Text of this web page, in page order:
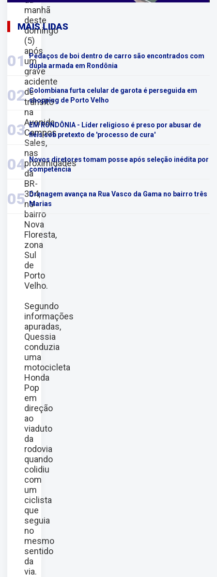
manhã
deste
domingo
(5)
após
um
grave
acidente
de
trânsito
na
Avenida
Campos
Sales,
nas
proximidades
da
BR-
364,
no
bairro
Nova
Floresta,
zona
Sul
de
Porto
Velho.
Segundo
informações
apuradas,
Quessia
conduzia
uma
motocicleta
Honda
Pop
em
direção
ao
viaduto
da
rodovia
quando
colidiu
com
um
ciclista
que
seguia
no
mesmo
sentido
da
via.
MAIS LIDAS
01 Pedaços de boi dentro de carro são encontrados com
dupla armada em Rondônia
02 Colombiana furta celular de garota é perseguida em
shopping de Porto Velho
03 EM RONDÔNIA - Líder religioso é preso por abusar de
fiéis sob pretexto de 'processo de cura'
04
Novos diretores tomam posse após seleção inédita por
competência
05
Drenagem avança na Rua Vasco da Gama no bairro três
Marias